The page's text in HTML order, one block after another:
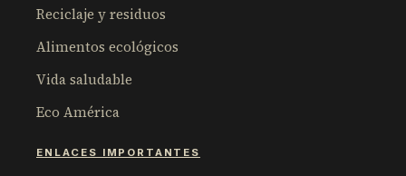
Reciclaje y residuos
Alimentos ecológicos
Vida saludable
Eco América
ENLACES IMPORTANTES